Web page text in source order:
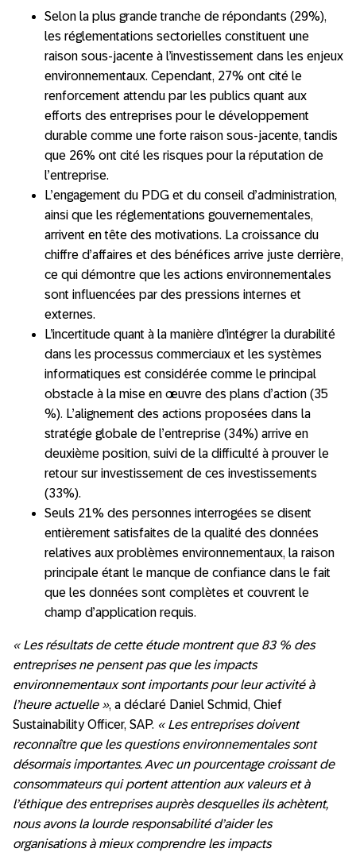
Selon la plus grande tranche de répondants (29%),
les réglementations sectorielles constituent une
raison sous-jacente à l’investissement dans les enjeux
environnementaux. Cependant, 27% ont cité le
renforcement attendu par les publics quant aux
efforts des entreprises pour le développement
durable comme une forte raison sous-jacente, tandis
que 26% ont cité les risques pour la réputation de
l’entreprise.
L’engagement du PDG et du conseil d’administration,
ainsi que les réglementations gouvernementales,
arrivent en tête des motivations. La croissance du
chiffre d’affaires et des bénéfices arrive juste derrière,
ce qui démontre que les actions environnementales
sont influencées par des pressions internes et
externes.
L’incertitude quant à la manière d’intégrer la durabilité
dans les processus commerciaux et les systèmes
informatiques est considérée comme le principal
obstacle à la mise en œuvre des plans d’action (35
%). L’alignement des actions proposées dans la
stratégie globale de l’entreprise (34%) arrive en
deuxième position, suivi de la difficulté à prouver le
retour sur investissement de ces investissements
(33%).
Seuls 21% des personnes interrogées se disent
entièrement satisfaites de la qualité des données
relatives aux problèmes environnementaux, la raison
principale étant le manque de confiance dans le fait
que les données sont complètes et couvrent le
champ d’application requis.
« Les résultats de cette étude montrent que 83 % des
entreprises ne pensent pas que les impacts
environnementaux sont importants pour leur activité à
l’heure actuelle », a déclaré Daniel Schmid, Chief
Sustainability Officer, SAP. « Les entreprises doivent
reconnaître que les questions environnementales sont
désormais importantes. Avec un pourcentage croissant de
consommateurs qui portent attention aux valeurs et à
l’éthique des entreprises auprès desquelles ils achètent,
nous avons la lourde responsabilité d’aider les
organisations à mieux comprendre les impacts